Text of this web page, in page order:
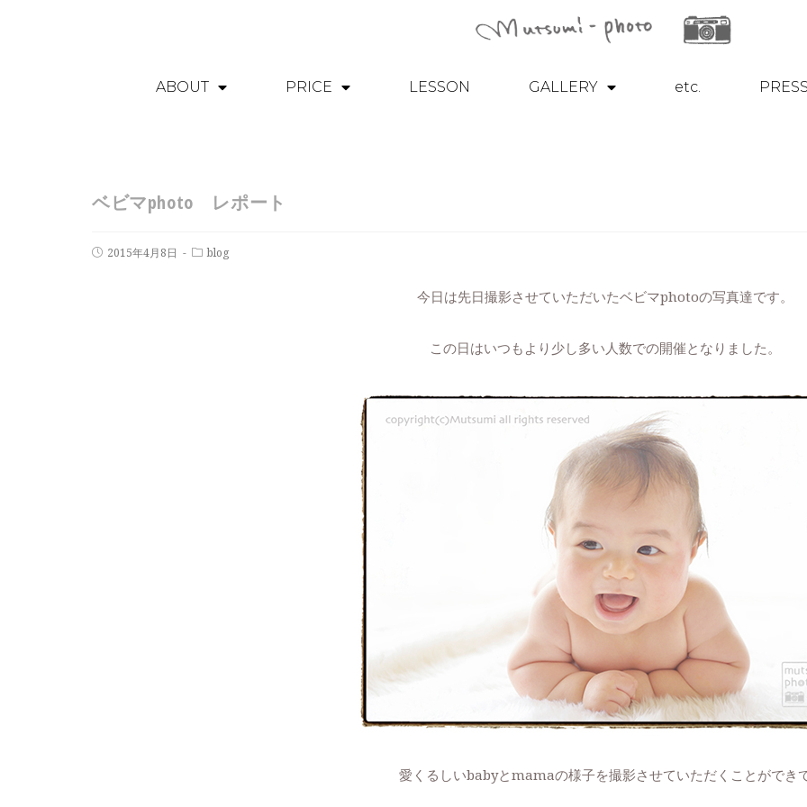
ABOUT PRICE LESSON GALLERY etc.
ベビマphoto レポート
2015年4月8日 blog
今日は先日撮影させていただいたベビマphotoの写真達です。
この日はいつもより少し多い人数での開催となりました。
愛くるしいbabyとmamaの様子を撮影させていただくことができ